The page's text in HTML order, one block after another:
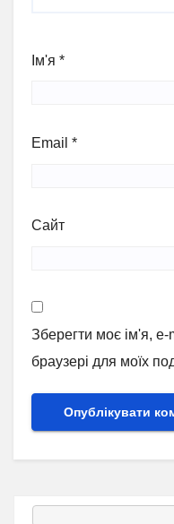
Ім'я *
Email *
Сайт
Зберегти моє ім'я,
браузері для моїх